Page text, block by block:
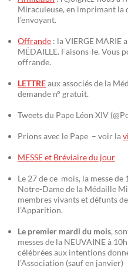
Miraculeuse, en imprimant la
l’envoyant.
Offrande : la VIERGE MARIE
MÉDAILLE. Faisons-le. Vous
offrande.
LETTREaux associés de la
demande n° gratuit.
Tweets du Pape Léon XIV
Prions avec le Pape – voir la
MESSE et Bréviaire du jour
Le 27 de ce mois, la messe
Notre-Dame de la Médaille
membres vivants et défunts
l’Apparition.
Le premier mardi du mois,
messes de la NEUVAINE à
célébrées aux intentions
l’Association (sauf en janvier)